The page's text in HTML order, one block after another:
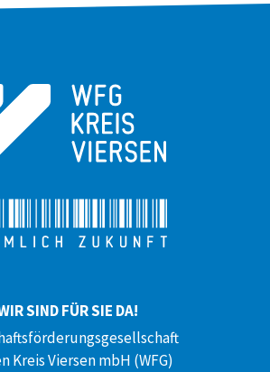
SIND FÜR SIE DA!
Kreis Viersen mbH (WFG)